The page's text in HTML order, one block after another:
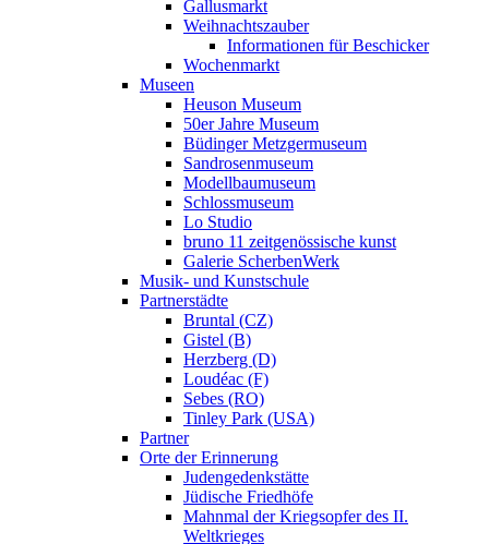
Gallusmarkt
Weihnachtszauber
Informationen für Beschicker
Wochenmarkt
Museen
Heuson Museum
50er Jahre Museum
Büdinger Metzgermuseum
Sandrosenmuseum
Modellbaumuseum
Schlossmuseum
Lo Studio
bruno 11 zeitgenössische kunst
Galerie ScherbenWerk
Musik- und Kunstschule
Partnerstädte
Bruntal (CZ)
Gistel (B)
Herzberg (D)
Loudéac (F)
Sebes (RO)
Tinley Park (USA)
Partner
Orte der Erinnerung
Judengedenkstätte
Jüdische Friedhöfe
Mahnmal der Kriegsopfer des II.
Weltkrieges